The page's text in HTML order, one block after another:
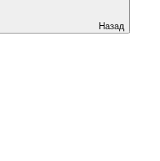
Назад